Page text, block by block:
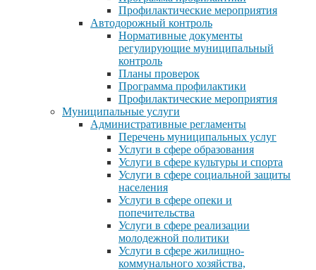
Профилактические мероприятия
Автодорожный контроль
Нормативные документы
регулирующие муниципальный
контроль
Планы проверок
Программа профилактики
Профилактические мероприятия
Муниципальные услуги
Административные регламенты
Перечень муниципальных услуг
Услуги в сфере образования
Услуги в сфере культуры и спорта
Услуги в сфере социальной защиты
населения
Услуги в сфере опеки и
попечительства
Услуги в сфере реализации
молодежной политики
Услуги в сфере жилищно-
коммунального хозяйства,